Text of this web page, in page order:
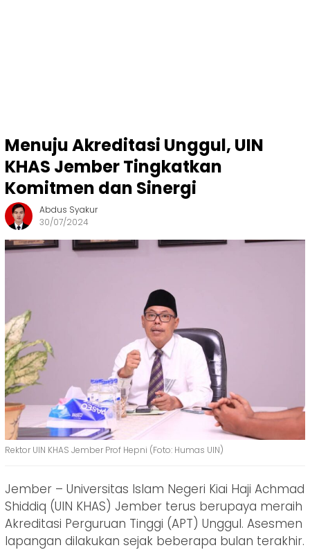
Menuju Akreditasi Unggul, UIN
KHAS Jember Tingkatkan
Komitmen dan Sinergi
Abdus Syakur
30/07/2024
Rektor UIN KHAS Jember Prof Hepni (Foto: Humas UIN)
Jember – Universitas Islam Negeri Kiai Haji Achmad
Shiddiq (UIN KHAS) Jember terus berupaya meraih
Akreditasi Perguruan Tinggi (APT) Unggul. Asesmen
lapangan dilakukan sejak beberapa bulan terakhir.